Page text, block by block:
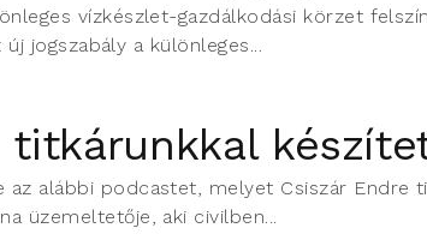
vízkészlet-gazdálkodási körzet
jogszabály a különleges...
titkárunkkal
alábbi podcastet, melyet Csiszár Endre
üzemeltetője, aki civilben...